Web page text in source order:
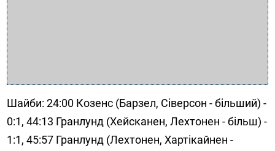
Шайби: 24:00 Козенс (Барзел, Сіверсон - більший) -
0:1, 44:13 Гранлунд (Хейсканен, Лехтонен - більш) -
1:1, 45:57 Гранлунд (Лехтонен, Хартікайнен -